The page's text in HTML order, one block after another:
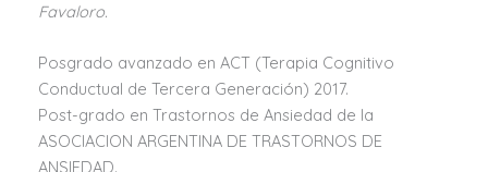
Favaloro.
Posgrado avanzado en ACT (Terapia Cognitivo
Conductual de Tercera Generación) 2017.
Post-grado en Trastornos de Ansiedad de la
ASOCIACION ARGENTINA DE TRASTORNOS DE
ANSIEDAD.